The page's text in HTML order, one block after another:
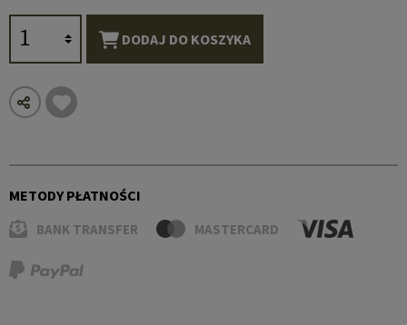
DODAJ DO KOSZYKA
METODY PŁATNOŚCI
BANK TRANSFER MASTERCARD